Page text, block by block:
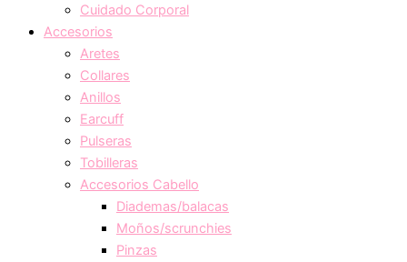
Cuidado Corporal
Accesorios
Aretes
Collares
Anillos
Earcuff
Pulseras
Tobilleras
Accesorios Cabello
Diademas/balacas
Moños/scrunchies
Pinzas